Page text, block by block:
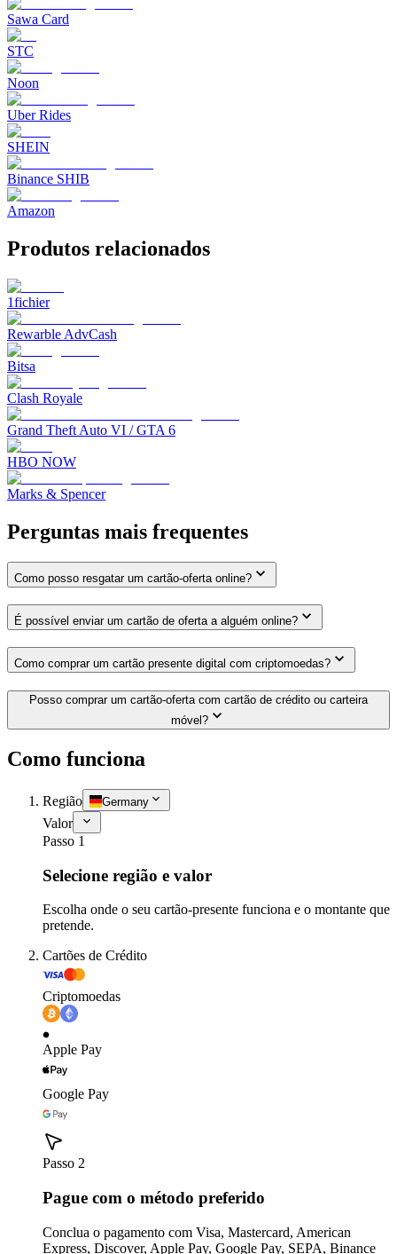
Sawa Card
STC
Noon
Uber Rides
SHEIN
Binance SHIB
Amazon
Produtos relacionados
1fichier
Rewarble AdvCash
Bitsa
Clash Royale
Grand Theft Auto VI / GTA 6
HBO NOW
Marks & Spencer
Perguntas mais frequentes
Como posso resgatar um cartão-oferta online?
É possível enviar um cartão de oferta a alguém online?
Como comprar um cartão presente digital com criptomoedas?
Posso comprar um cartão-oferta com cartão de crédito ou carteira
móvel?
Como funciona
Região Germany
Valor
Passo 1
Selecione região e valor
Escolha onde o seu cartão-presente funciona e o montante que
pretende.
Cartões de Crédito
Criptomoedas
Apple Pay
Google Pay
Passo 2
Pague com o método preferido
Conclua o pagamento com Visa, Mastercard, American
Express, Discover, Apple Pay, Google Pay, SEPA, Binance